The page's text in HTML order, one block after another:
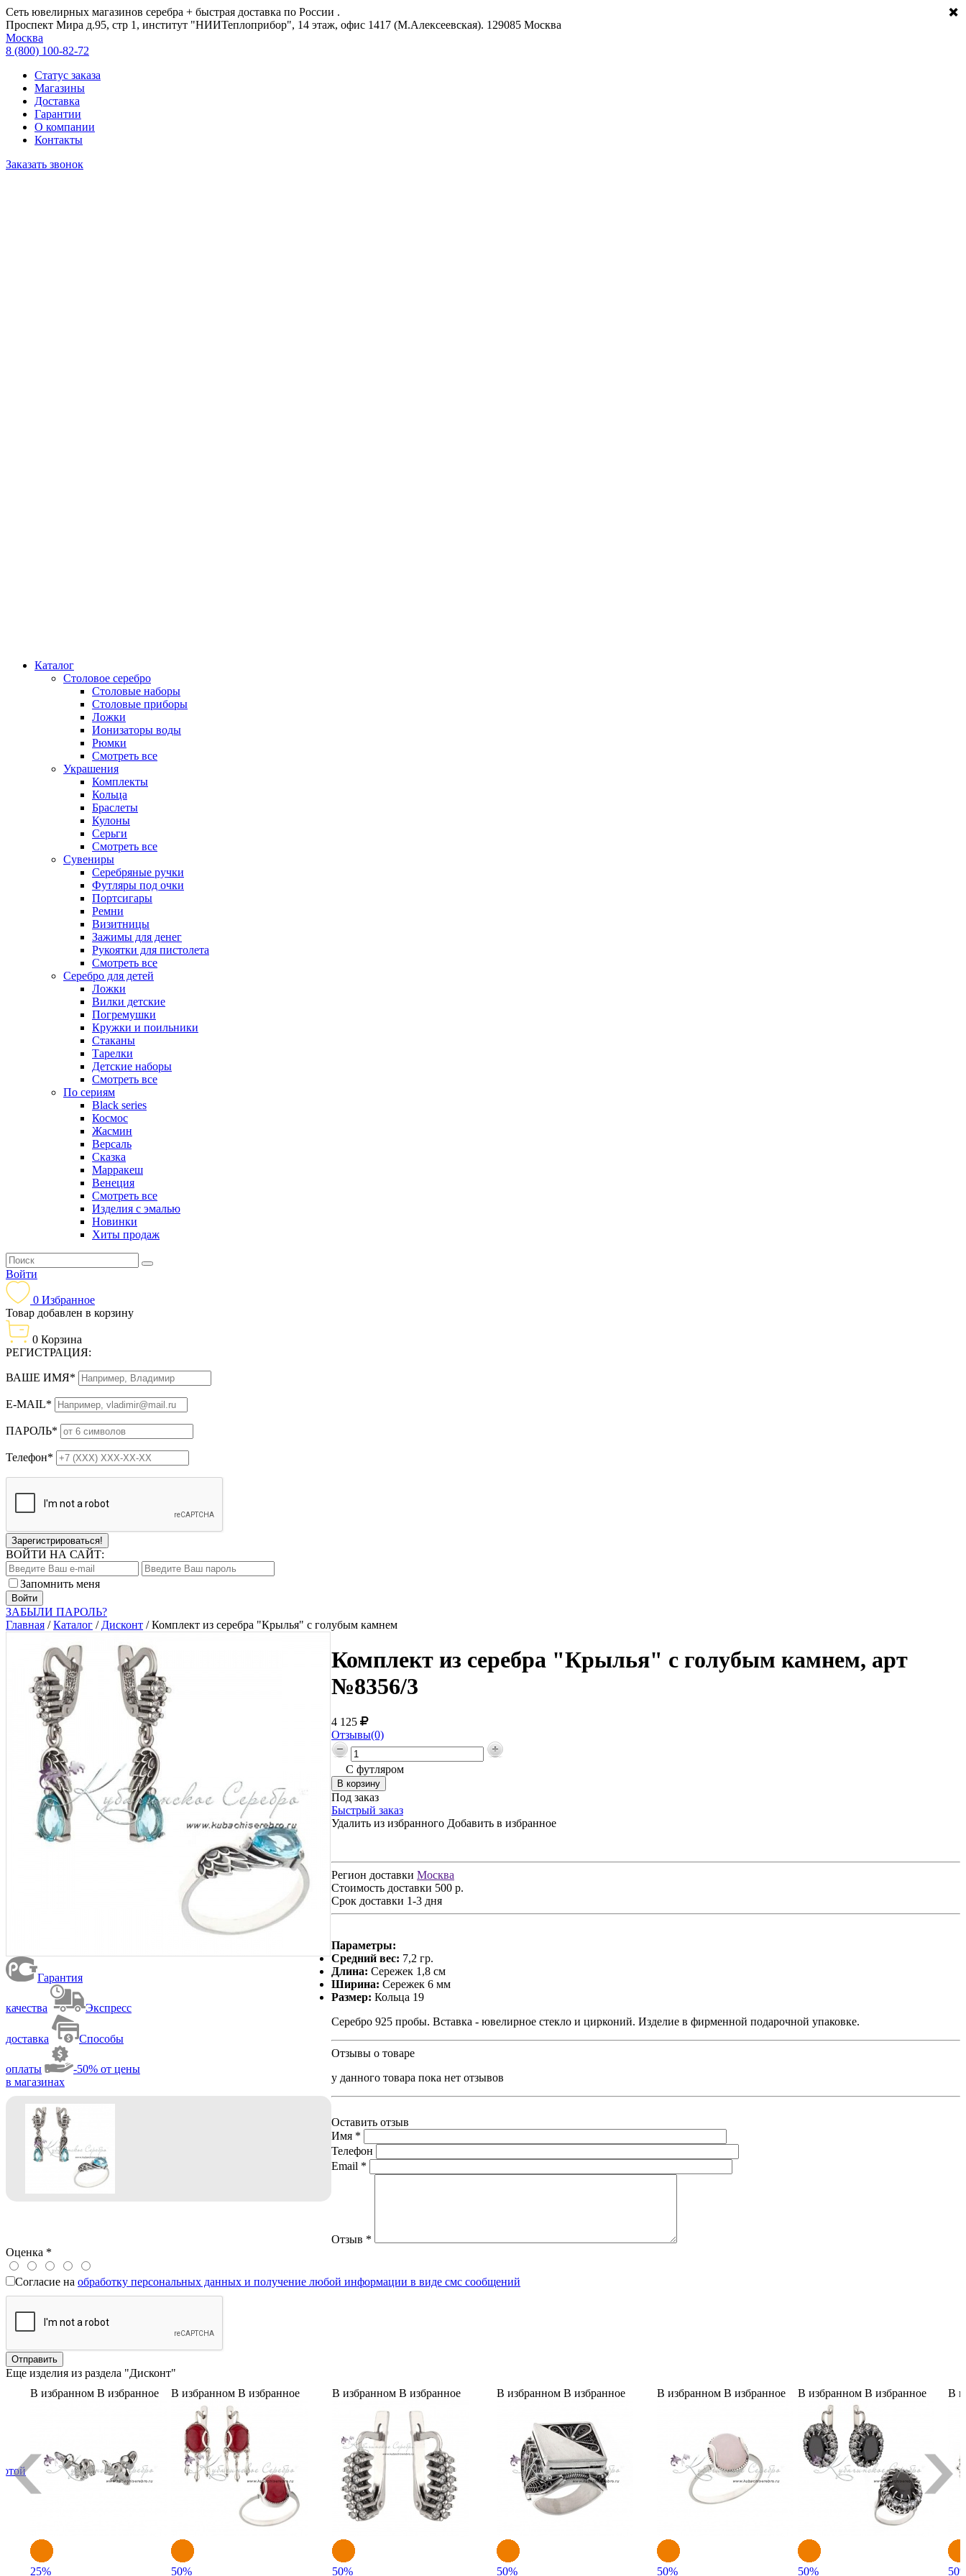
Сеть ювелирных магазинов серебра + быстрая доставка по России .
Проспект Мира д.95, стр 1, институт "НИИТеплоприбор", 14 этаж, офис 1417 (М.Алексеевская). 129085 Москва
Москва
8 (800) 100-82-72
Статус заказа
Магазины
Доставка
Гарантии
О компании
Контакты
Заказать звонок
Каталог
Столовое серебро
Столовые наборы
Столовые приборы
Ложки
Ионизаторы воды
Рюмки
Смотреть все
Украшения
Комплекты
Кольца
Браслеты
Кулоны
Серьги
Смотреть все
Сувениры
Серебряные ручки
Футляры под очки
Портсигары
Ремни
Визитницы
Зажимы для денег
Рукоятки для пистолета
Смотреть все
Серебро для детей
Ложки
Вилки детские
Погремушки
Кружки и поильники
Стаканы
Тарелки
Детские наборы
Смотреть все
По сериям
Black series
Космос
Жасмин
Версаль
Сказка
Марракеш
Венеция
Смотреть все
Изделия с эмалью
Новинки
Хиты продаж
Войти
0 Избранное
Товар добавлен в корзину
0 Корзина
РЕГИСТРАЦИЯ:
ВАШЕ ИМЯ*
E-MAIL*
ПАРОЛЬ*
Телефон*
Зарегистрироваться!
ВОЙТИ НА САЙТ:
Запомнить меня
ЗАБЫЛИ ПАРОЛЬ?
Главная /Каталог / Дисконт /Комплект из серебра "Крылья" с голубым камнем
Гарантия
качества Экспресс
доставка Способы
оплаты
-50% от цены
в магазинах
Комплект из серебра "Крылья" с голубым камнем, арт
№8356/3
4 125
Отзывы(0)
С футляром
Под заказ
Быстрый заказ
Удалить из избранного Добавить в избранное
Регион доставки Москва
Стоимость доставки 500 р.
Срок доставки 1-3 дня
Параметры:
Средний вес: 7,2 гр.
Длина: Сережек 1,8 см
Ширина: Сережек 6 мм
Размер: Кольца 19
Серебро 925 пробы. Вставка - ювелирное стекло и цирконий. Изделие в фирменной подарочной упаковке.
Отзывы о товаре
у данного товара пока нет отзывов
Оставить отзыв
Имя *
Телефон
Email *
Отзыв *
Оценка *
Согласие на обработку персональных данных и получение любой информации в виде смс сообщений
Еще изделия из раздела "Дисконт"
В избранном В избранное
25%
В избранном В избранное
50%
В избранном В избранное
50%
В избранном В избранное
50%
В избранном В избранное
50%
В избранном В избранное
50%
В
50